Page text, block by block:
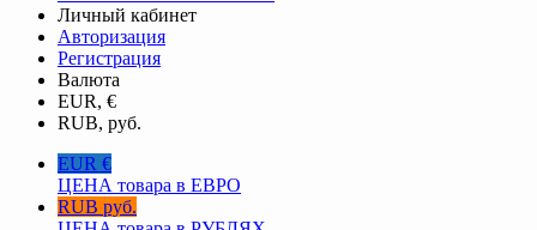
Личный кабинет
Авторизация
Регистрация
Валюта
EUR, €
RUB, руб.
EUR €
ЦЕНА товара в ЕВРО
RUB руб.